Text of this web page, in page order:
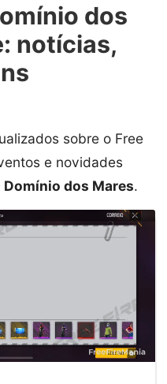
dos
notícias,
sobre o Free
e novidades
Domínio dos Mares.